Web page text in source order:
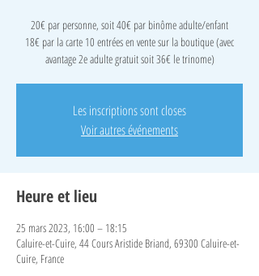
​20€ par personne, soit 40€ par binôme adulte/enfant
18€ par la carte 10 entrées en vente sur la boutique (avec
avantage 2e adulte gratuit soit 36€ le trinome)
Les inscriptions sont closes
Voir autres événements
Heure et lieu
25 mars 2023, 16:00 – 18:15
Caluire-et-Cuire, 44 Cours Aristide Briand, 69300 Caluire-et-
Cuire, France